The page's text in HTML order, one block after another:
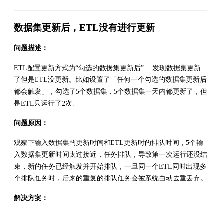
数据集更新后，ETL没有进行更新
问题描述：
ETL配置更新方式为“勾选的数据集更新后”， 发现数据集更新
了但是ETL没更新。比如设置了「任何一个勾选的数据集更新后
都会触发」，勾选了5个数据集，5个数据集一天内都更新了，但
是ETL只运行了2次。
问题原因：
观察下输入数据集的更新时间和ETL更新时的排队时间，5个输
入数据集更新时间太过接近，任务排队，导致第一次运行还没结
束，新的任务已经触发并开始排队，一旦同一个ETL同时出现多
个排队任务时，后来的重复的排队任务会被系统自动去重丢弃。
解决方案：